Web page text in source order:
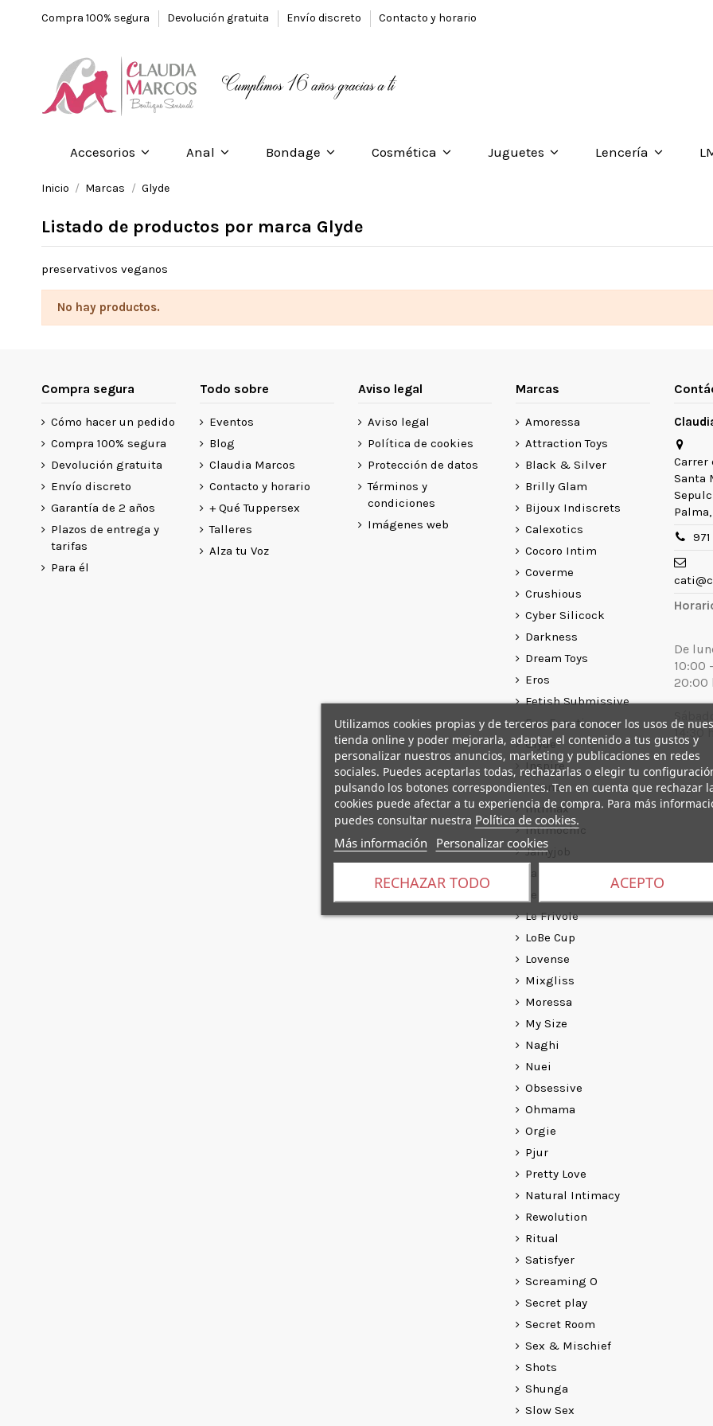
Compra 100% segura Devolución gratuita Envío discreto Contacto y horario
Accesorios Anal Bondage Cosmética Juguetes Lencería
Inicio Marcas Glyde
Listado de productos por marca Glyde
preservativos veganos
No hay productos.
Compra segura
Cómo hacer un pedido
Compra 100% segura
Devolución gratuita
Envío discreto
Garantía de 2 años
Plazos de entrega y
tarifas
Para él
Todo sobre
Eventos
Blog
Claudia Marcos
Contacto y horario
+ Qué Tuppersex
Talleres
Alza tu Voz
Aviso legal
Aviso legal
Política de cookies
Protección de datos
Términos y
condiciones
Imágenes web
Marcas
Amoressa
Attraction Toys
Black & Silver
Brilly Glam
Bijoux Indiscrets
Calexotics
Cocoro Intim
Coverme
Crushious
Cyber Silicock
Darkness
Dream Toys
Eros
Fetish Submissive
Fun Function
Glyde
Inspire
Intense
Intimax
Intimochic
Jamyjob
La Maleta Roja
Le Desir
Le Frivole
LoBe Cup
Lovense
Mixgliss
Moressa
My Size
Naghi
Nuei
Obsessive
Ohmama
Orgie
Pjur
Pretty Love
Natural Intimacy
Rewolution
Ritual
Satisfyer
Screaming O
Secret play
Secret Room
Sex & Mischief
Shots
Shunga
Slow Sex
Carrer
Santa
De
10:00
20:00
14:30
Utilizamos cookies propias y de terceros para conocer los usos de
tienda online y poder mejorarla, adaptar el contenido a tus gustos y
personalizar nuestros anuncios, marketing y publicaciones en redes
sociales. Puedes aceptarlas todas, rechazarlas o elegir tu
pulsando los botones correspondientes. Ten en cuenta que rechazar
cookies puede afectar a tu experiencia de compra. Para más
puedes consultar nuestra Política de cookies.
Más información
Personalizar cookies
RECHAZAR TODO ACEPTO